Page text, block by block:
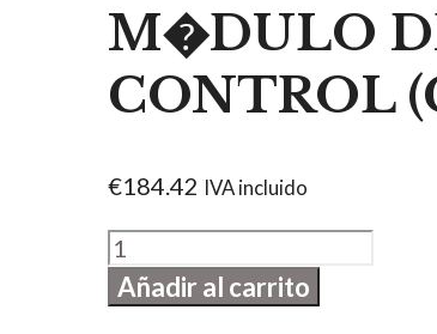
M�DULO
CONTROL
€184.42 IVA incluido
M�DULO
DE
Añadir al carrito